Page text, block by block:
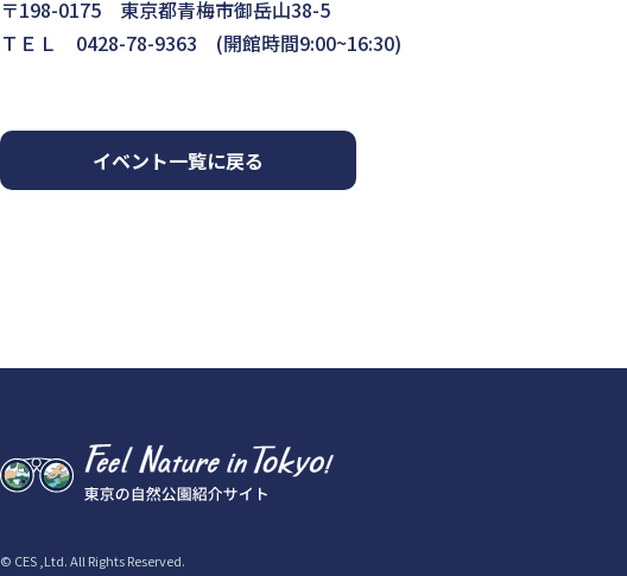
〒198-0175 東京都青梅市御岳山38-5
ＴＥＬ 0428-78-9363 (開館時間9:00~16:30)
イベント一覧に戻る
© CES ,Ltd. All Rights Reserved.